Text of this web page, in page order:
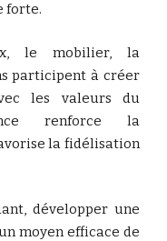
forte.
le mobilier, la
participent à créer
les valeurs du
renforce la
la fidélisation
développer une
moyen efficace de